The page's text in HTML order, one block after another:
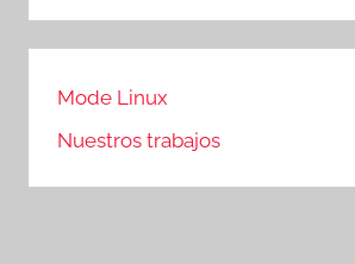
Mode Linux
Nuestros trabajos